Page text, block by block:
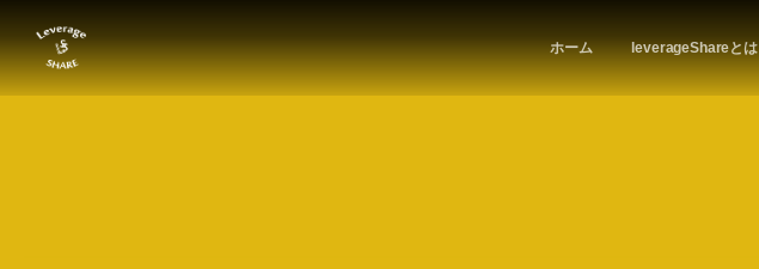
ホーム leverageShareとは